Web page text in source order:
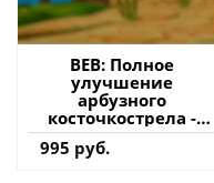
BEB: Полное
улучшение
арбузного
косточкострела -
Blast 'Em Bunnies PS4
(Турция) купить
995 руб.